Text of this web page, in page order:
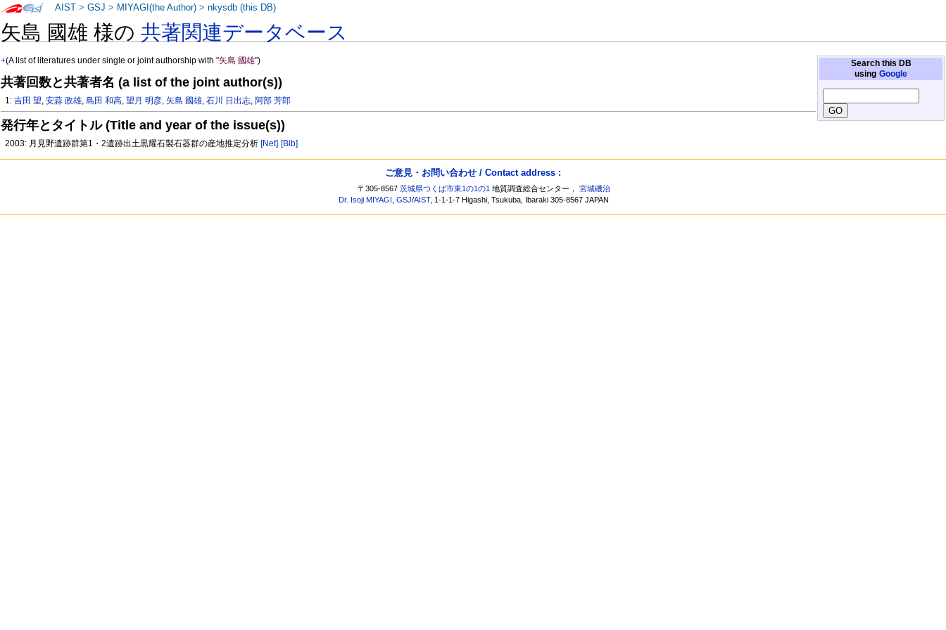
矢島 國雄 様の共著関連データベース
Search this DB
using Google
+(A list of literatures under single or joint authorship with"矢島 國雄")
共著回数と共著者名 (a list of the joint author(s))
1:吉田 望,安蒜 政雄,島田 和高,望月 明彦,矢島 國雄,石川 日出志, 阿部 芳郎
発行年とタイトル (Title and year of the issue(s))
2003: 月見野遺跡群第1・2遺跡出土黒耀石製石器群の産地推定分析 [Net] [Bib]
AIST >GSJ > MIYAGI(the Author) >nkysdb (this DB)
ご意見・お問い合わせ / Contact address :
〒305-8567茨城県つくば市東1の1の1 地質調査総合センター，宮城磯治
Dr. Isoji MIYAGI ,GSJ/AIST, 1-1-1-7 Higashi, Tsukuba, Ibaraki 305-8567 JAPAN